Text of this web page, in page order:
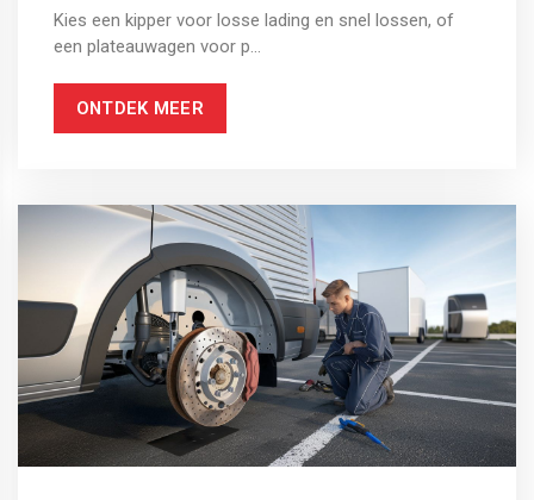
Kies een kipper voor losse lading en snel lossen, of
een plateauwagen voor p...
ONTDEK MEER